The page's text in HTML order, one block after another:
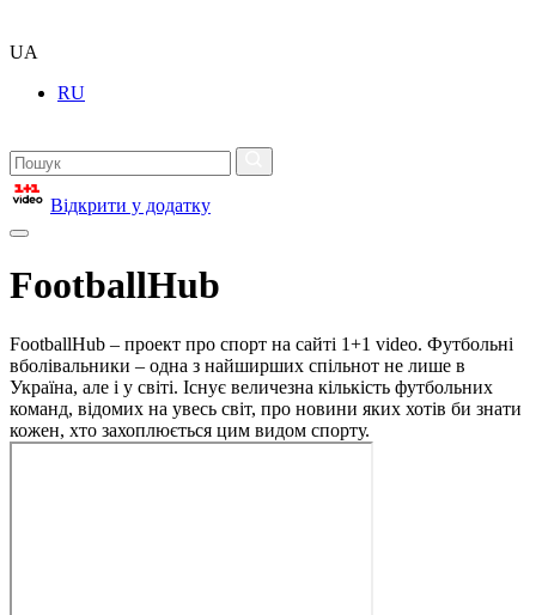
UA
RU
Відкрити у додатку
FootballHub
FootballHub – проект про спорт на сайті 1+1 video. Футбольні
вболівальники – одна з найширших спільнот не лише в
Україна, але і у світі. Існує величезна кількість футбольних
команд, відомих на увесь світ, про новини яких хотів би знати
кожен, хто захоплюється цим видом спорту.